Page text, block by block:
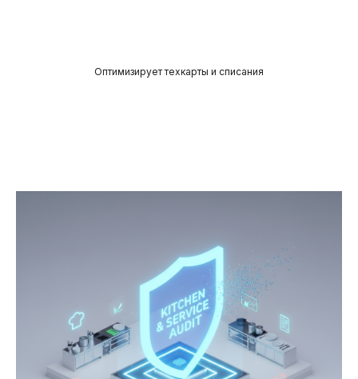
Оптимизирует техкарты и списания